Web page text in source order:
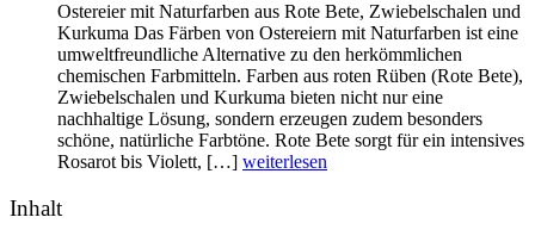
Ostereier mit Naturfarben aus Rote Bete, Zwiebelschalen und
Kurkuma Das Färben von Ostereiern mit Naturfarben ist eine
umweltfreundliche Alternative zu den herkömmlichen
chemischen Farbmitteln. Farben aus roten Rüben (Rote Bete),
Zwiebelschalen und Kurkuma bieten nicht nur eine
nachhaltige Lösung, sondern erzeugen zudem besonders
schöne, natürliche Farbtöne. Rote Bete sorgt für ein intensives
Rosarot bis Violett, […] weiterlesen
Inhalt